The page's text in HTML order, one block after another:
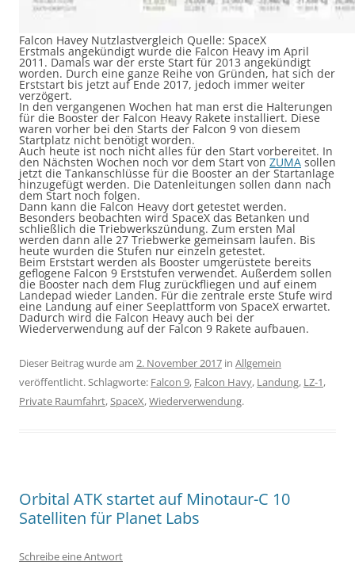
Falcon Havey Nutzlastvergleich Quelle: SpaceX
Erstmals angekündigt wurde die Falcon Heavy im April
2011. Damals war der erste Start für 2013 angekündigt
worden. Durch eine ganze Reihe von Gründen, hat sich der
Erststart bis jetzt auf Ende 2017, jedoch immer weiter
verzögert.
In den vergangenen Wochen hat man erst die Halterungen
für die Booster der Falcon Heavy Rakete installiert. Diese
waren vorher bei den Starts der Falcon 9 von diesem
Startplatz nicht benötigt worden.
Auch heute ist noch nicht alles für den Start vorbereitet. In
den Nächsten Wochen noch vor dem Start von ZUMA sollen
jetzt die Tankanschlüsse für die Booster an der Startanlage
hinzugefügt werden. Die Datenleitungen sollen dann nach
dem Start noch folgen.
Dann kann die Falcon Heavy dort getestet werden.
Besonders beobachten wird SpaceX das Betanken und
schließlich die Triebwerkszündung. Zum ersten Mal
werden dann alle 27 Triebwerke gemeinsam laufen. Bis
heute wurden die Stufen nur einzeln getestet.
Beim Erststart werden als Booster umgerüstete bereits
geflogene Falcon 9 Erststufen verwendet. Außerdem sollen
die Booster nach dem Flug zurückfliegen und auf einem
Landepad wieder Landen. Für die zentrale erste Stufe wird
eine Landung auf einer Seeplattform von SpaceX erwartet.
Dadurch wird die Falcon Heavy auch bei der
Wiederverwendung auf der Falcon 9 Rakete aufbauen.
Dieser Beitrag wurde am 2. November 2017 in Allgemein
veröffentlicht. Schlagworte: Falcon 9, Falcon Havy, Landung, LZ-1,
Private Raumfahrt,SpaceX,Wiederverwendung.
Orbital ATK startet auf Minotaur-C 10
Satelliten für Planet Labs
Schreibe eine Antwort